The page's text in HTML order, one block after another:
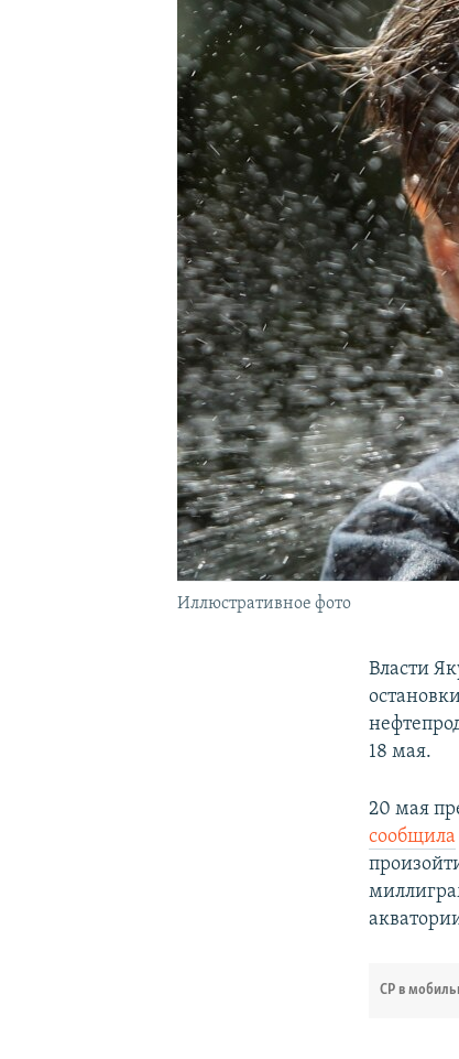
ПОДПИШИТЕСЬ НА РАССЫЛКУ
Иллюстративное фото
Власти
18 мая.
20 мая
сообщила
СР в